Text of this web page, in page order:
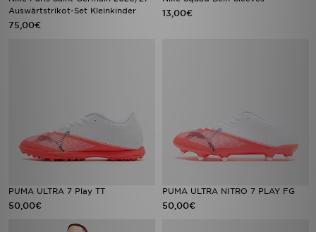
Auswärtstrikot-Set Kleinkinder
75,00€
13,00€
PUMA ULTRA 7 Play TT
50,00€
PUMA ULTRA NITRO 7 PLAY FG
50,00€